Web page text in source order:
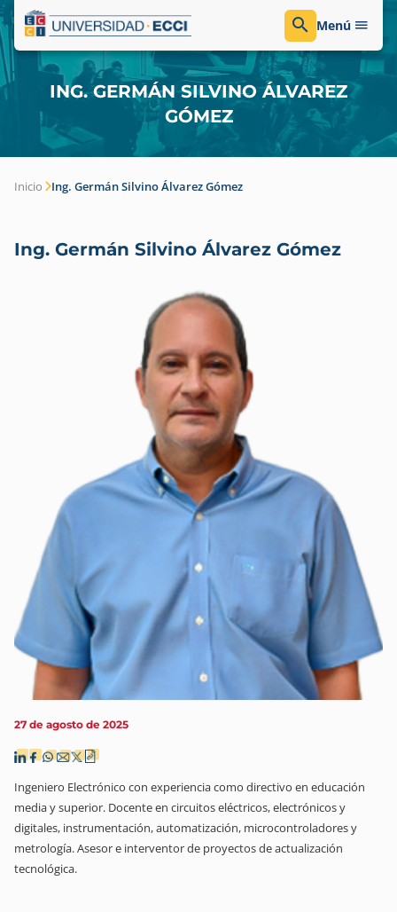
Menú
ING. GERMÁN SILVINO ÁLVAREZ
GÓMEZ
Inicio Ing. Germán Silvino Álvarez Gómez
Ing. Germán Silvino Álvarez Gómez
27 de agosto de 2025
Ingeniero Electrónico con experiencia como directivo en educación
media y superior. Docente en circuitos eléctricos, electrónicos y
digitales, instrumentación, automatización, microcontroladores y
metrología. Asesor e interventor de proyectos de actualización
tecnológica.